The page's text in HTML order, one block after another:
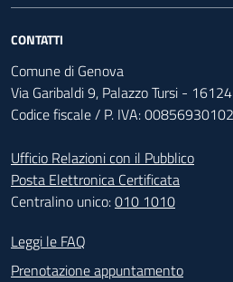
CONTATTI
Comune di Genova
Via Garibaldi 9, Palazzo Tursi -
Codice fiscale / P. IVA: 00856930102
Ufficio Relazioni con il Pubblico
Posta Elettronica Certificata
Centralino unico:010 1010
Footer - Contatti
Leggi le FAQ
Prenotazione appuntamento